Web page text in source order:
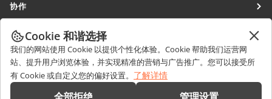
协作空间
工作区
连接器
桌面应用程序
协作
针对翻译人员
针对博主
职位空缺
获取最新资讯
博客
获取帮助
论坛
Cookie 和谐选择
我们的网站使用 Cookie 以提供个性化体验。Cookie 帮助我们运营网
站、提升用户浏览体验，并实现精准的营销与广告推广。您可以接受所
有 Cookie 或自定义您的偏好设置。 了解详情